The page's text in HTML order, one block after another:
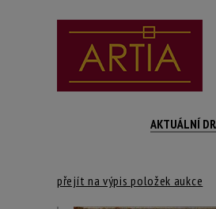
AKTUÁLNÍ
přejít na výpis položek aukce